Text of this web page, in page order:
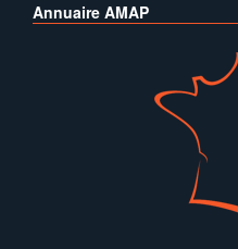
Annuaire AMAP